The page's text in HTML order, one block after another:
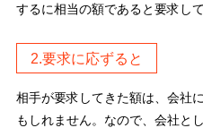
するに相当の額であると要求し
2.要求に応ずると
相手が要求してきた額は、会社
もしれません。なので、会社と